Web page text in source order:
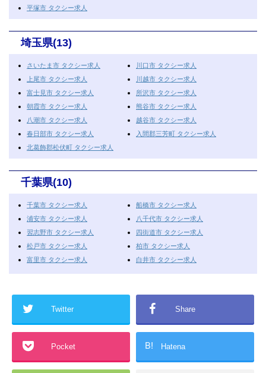
平塚市 タクシー求人
埼玉県(13)
さいたま市 タクシー求人
川口市 タクシー求人
上尾市 タクシー求人
川越市 タクシー求人
富士見市 タクシー求人
所沢市 タクシー求人
朝霞市 タクシー求人
熊谷市 タクシー求人
八潮市 タクシー求人
越谷市 タクシー求人
春日部市 タクシー求人
入間郡三芳町 タクシー求人
北葛飾郡松伏町 タクシー求人
千葉県(10)
千葉市 タクシー求人
船橋市 タクシー求人
浦安市 タクシー求人
八千代市 タクシー求人
習志野市 タクシー求人
四街道市 タクシー求人
松戸市 タクシー求人
柏市 タクシー求人
富里市 タクシー求人
白井市 タクシー求人
Twitter Share
Pocket B! Hatena